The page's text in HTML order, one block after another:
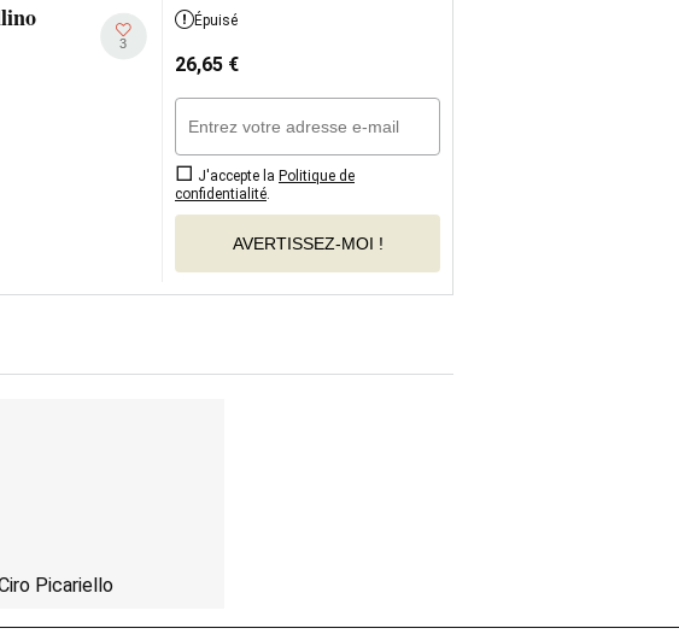
3
Épuisé
26,65 €
J'accepte la Politique de
confidentialité
AVERTISSEZ-MOI !
Picariello